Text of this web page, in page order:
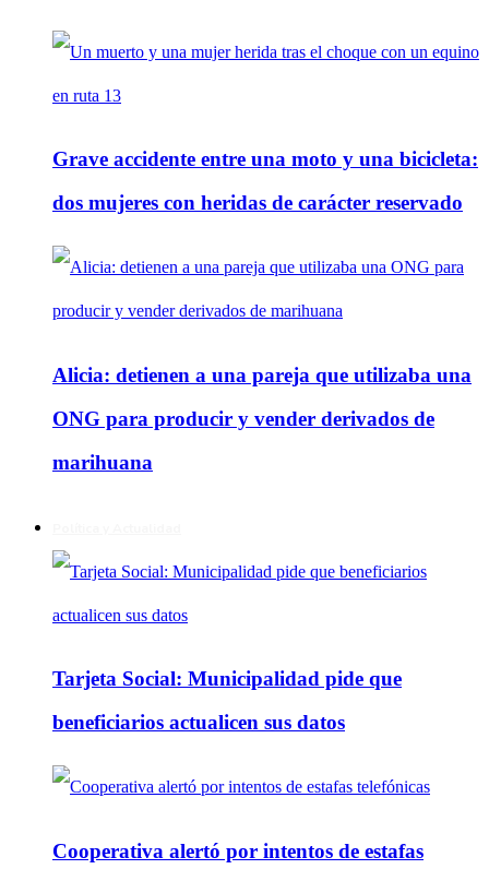
Grave accidente entre una moto y una bicicleta:
dos mujeres con heridas de carácter reservado
Alicia: detienen a una pareja que utilizaba una
ONG para producir y vender derivados de
marihuana
Tarjeta Social: Municipalidad pide que
beneficiarios actualicen sus datos
Cooperativa alertó por intentos de estafas